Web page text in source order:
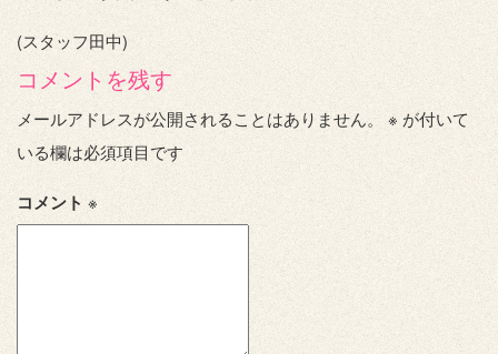
(スタッフ田中)
コメントを残す
メールアドレスが公開されることはありません。 ※ が付いて
いる欄は必須項目です
コメント ※